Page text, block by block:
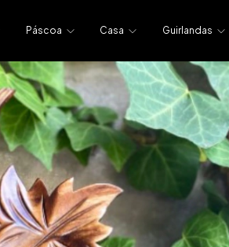
Páscoa Casa Guirlandas